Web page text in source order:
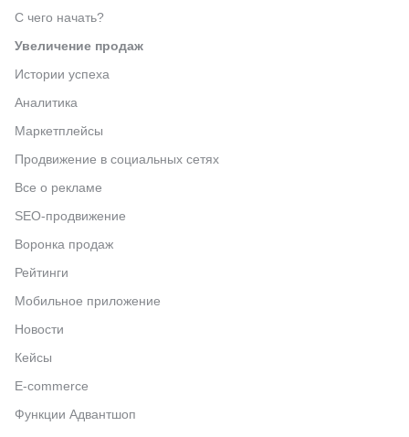
С чего начать?
Увеличение продаж
Истории успеха
Аналитика
Маркетплейсы
Продвижение в социальных сетях
Все о рекламе
SEO-продвижение
Воронка продаж
Рейтинги
Мобильное приложение
Новости
Кейсы
E-commerce
Функции Адвантшоп